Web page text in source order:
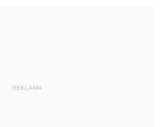
REKLAMA